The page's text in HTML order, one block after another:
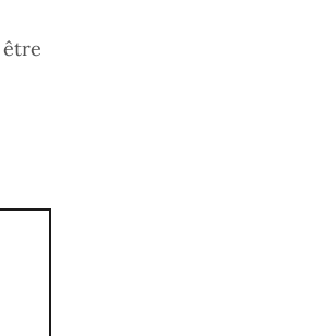
être